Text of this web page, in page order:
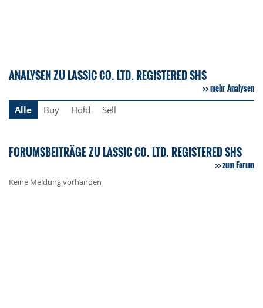
ANALYSEN ZU LASSIC CO. LTD. REGISTERED SHS
mehr Analysen
Alle
Buy Hold Sell
FORUMSBEITRÄGE ZU LASSIC CO. LTD. REGISTERED SHS
zum Forum
Keine Meldung vorhanden